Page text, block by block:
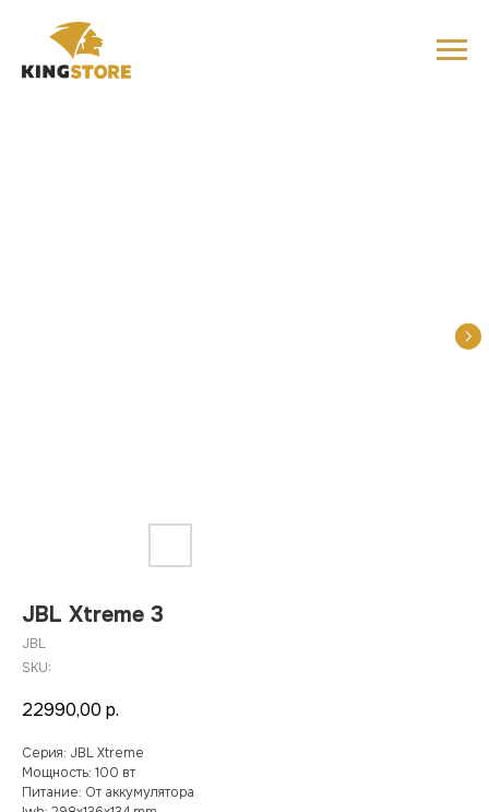
JBL Xtreme 3
JBL
SKU:
22990,00 р.
Серия: JBL Xtreme
Мощность: 100 вт
Питание: От аккумулятора